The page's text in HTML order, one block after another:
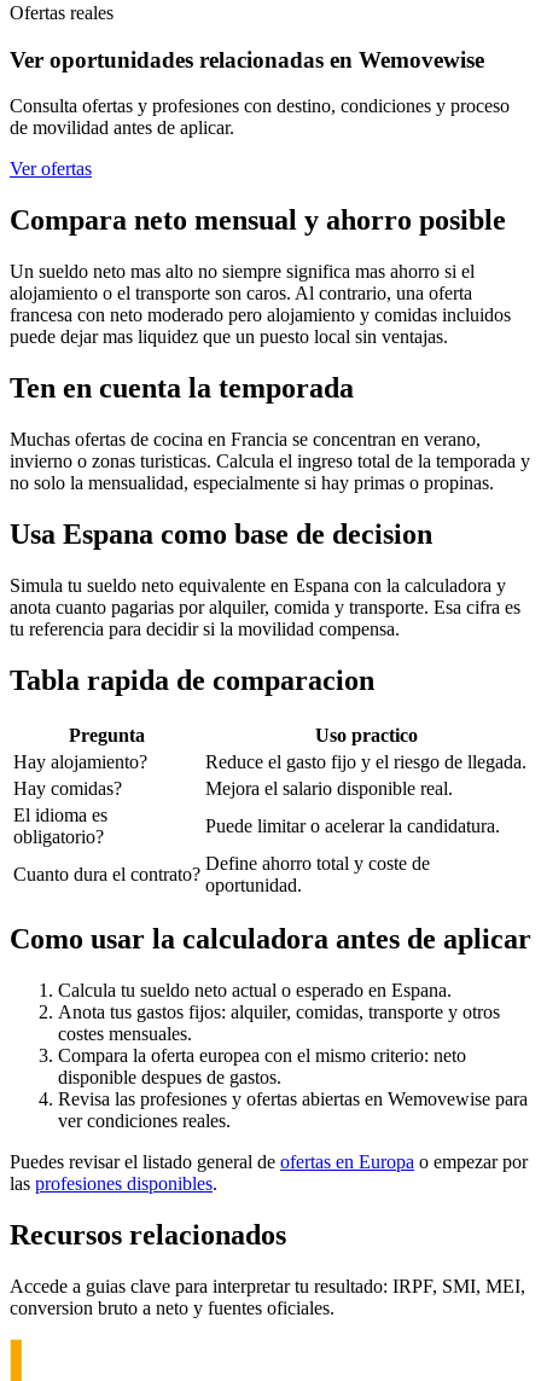
Ofertas reales
Ver oportunidades relacionadas en Wemovewise
Consulta ofertas y profesiones con destino, condiciones y proceso
de movilidad antes de aplicar.
Ver ofertas
Compara neto mensual y ahorro posible
Un sueldo neto mas alto no siempre significa mas ahorro si el
alojamiento o el transporte son caros. Al contrario, una oferta
francesa con neto moderado pero alojamiento y comidas incluidos
puede dejar mas liquidez que un puesto local sin ventajas.
Ten en cuenta la temporada
Muchas ofertas de cocina en Francia se concentran en verano,
invierno o zonas turisticas. Calcula el ingreso total de la temporada y
no solo la mensualidad, especialmente si hay primas o propinas.
Usa Espana como base de decision
Simula tu sueldo neto equivalente en Espana con la calculadora y
anota cuanto pagarias por alquiler, comida y transporte. Esa cifra es
tu referencia para decidir si la movilidad compensa.
Tabla rapida de comparacion
Pregunta
Uso practico
Hay alojamiento?
Reduce el gasto fijo y el riesgo de llegada.
Hay comidas?
Mejora el salario disponible real.
El idioma es
obligatorio?
Puede limitar o acelerar la candidatura.
Cuanto dura el contrato?
Define ahorro total y coste de
oportunidad.
Como usar la calculadora antes de aplicar
Calcula tu sueldo neto actual o esperado en Espana.
Anota tus gastos fijos: alquiler, comidas, transporte y otros
costes mensuales.
Compara la oferta europea con el mismo criterio: neto
disponible despues de gastos.
Revisa las profesiones y ofertas abiertas en Wemovewise para
ver condiciones reales.
Puedes revisar el listado general de ofertas en Europa o empezar por
las profesiones disponibles.
Recursos relacionados
Accede a guias clave para interpretar tu resultado: IRPF, SMI, MEI,
conversion bruto a neto y fuentes oficiales.